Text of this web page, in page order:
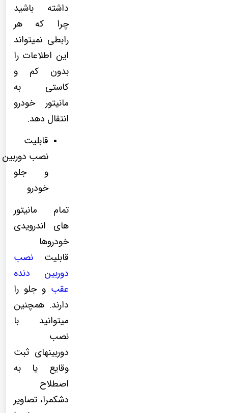
داشته باشید
چرا که هر
رابطی نمیتواند
این اطلاعات را
بدون کم و
کاستی به
مانیتور خودرو
انتقال دهد.
قابلیت
نصب
و جلو
خودرو
تمام مانیتور
های اندرویدی
خودروها
قابلیت نصب
دوربین دنده
عقب و جلو را
دارند. همچنین
میتوانید با
نصب
دوربینهای ثبت
وقایع یا به
اصطلاح
دشکمرا، تصاویر